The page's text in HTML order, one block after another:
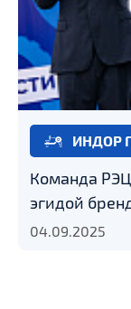
ИНДОР
Команда
эгидой
04.09.2025